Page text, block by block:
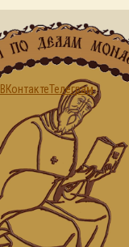
ВКонтактеТелеграм
Новости
В